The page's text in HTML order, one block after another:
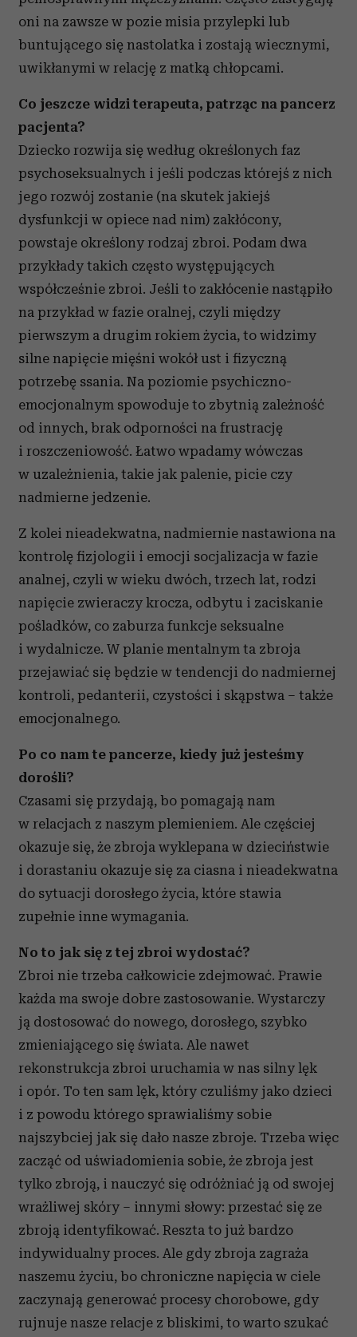
oni na zawsze w pozie misia przylepki lub
buntującego się nastolatka i zostają wiecznymi,
uwikłanymi w relację z matką chłopcami.
Co jeszcze widzi terapeuta, patrząc na pancerz
pacjenta?
Dziecko rozwija się według określonych faz
psychoseksualnych i jeśli podczas którejś z nich
jego rozwój zostanie (na skutek jakiejś
dysfunkcji w opiece nad nim) zakłócony,
powstaje określony rodzaj zbroi. Podam dwa
przykłady takich często występujących
współcześnie zbroi. Jeśli to zakłócenie nastąpiło
na przykład w fazie oralnej, czyli między
pierwszym a drugim rokiem życia, to widzimy
silne napięcie mięśni wokół ust i fizyczną
potrzebę ssania. Na poziomie psychiczno-
emocjonalnym spowoduje to zbytnią zależność
od innych, brak odporności na frustrację
i roszczeniowość. Łatwo wpadamy wówczas
w uzależnienia, takie jak palenie, picie czy
nadmierne jedzenie.
Z kolei nieadekwatna, nadmiernie nastawiona na
kontrolę fizjologii i emocji socjalizacja w fazie
analnej, czyli w wieku dwóch, trzech lat, rodzi
napięcie zwieraczy krocza, odbytu i zaciskanie
pośladków, co zaburza funkcje seksualne
i wydalnicze. W planie mentalnym ta zbroja
przejawiać się będzie w tendencji do nadmiernej
kontroli, pedanterii, czystości i skąpstwa – także
emocjonalnego.
Po co nam te pancerze, kiedy już jesteśmy
dorośli?
Czasami się przydają, bo pomagają nam
w relacjach z naszym plemieniem. Ale częściej
okazuje się, że zbroja wyklepana w dzieciństwie
i dorastaniu okazuje się za ciasna i nieadekwatna
do sytuacji dorosłego życia, które stawia
zupełnie inne wymagania.
No to jak się z tej zbroi wydostać?
Zbroi nie trzeba całkowicie zdejmować. Prawie
każda ma swoje dobre zastosowanie. Wystarczy
ją dostosować do nowego, dorosłego, szybko
zmieniającego się świata. Ale nawet
rekonstrukcja zbroi uruchamia w nas silny lęk
i opór. To ten sam lęk, który czuliśmy jako dzieci
i z powodu którego sprawialiśmy sobie
najszybciej jak się dało nasze zbroje. Trzeba więc
zacząć od uświadomienia sobie, że zbroja jest
tylko zbroją, i nauczyć się odróżniać ją od swojej
wrażliwej skóry – innymi słowy: przestać się ze
zbroją identyfikować. Reszta to już bardzo
indywidualny proces. Ale gdy zbroja zagraża
naszemu życiu, bo chroniczne napięcia w ciele
zaczynają generować procesy chorobowe, gdy
rujnuje nasze relacje z bliskimi, to warto szukać